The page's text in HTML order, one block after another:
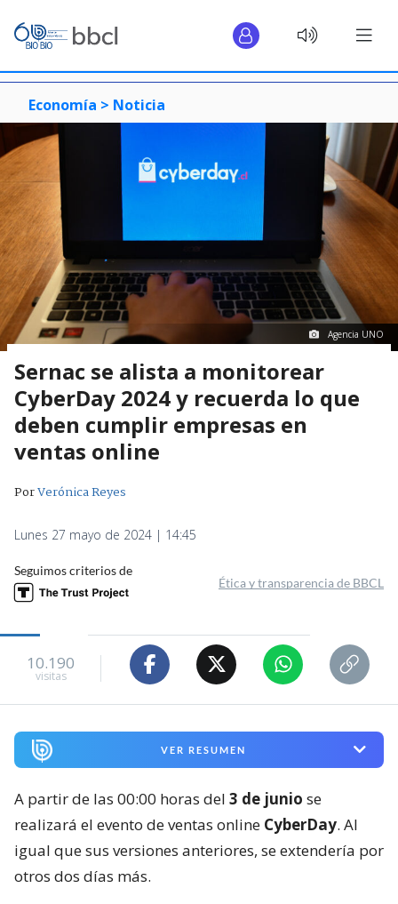
Economía > Noticia
Agencia UNO
Sernac se alista a monitorear
CyberDay 2024 y recuerda lo que
deben cumplir empresas en
ventas online
PorVerónica Reyes
Lunes 27 mayo de 2024 | 14:45
Seguimos criterios de
Ética y transparencia de BBCL
10.190
visitas
VER RESUMEN
A partir de las 00:00 horas del 3 de junio se
realizará el evento de ventas online CyberDay. Al
igual que sus versiones anteriores, se extendería por
otros dos días más.